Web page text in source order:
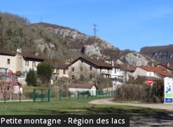
Petite montagne - Région des lacs